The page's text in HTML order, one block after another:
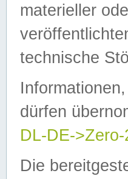
materieller
technische
dürfen
DL-DE->Zero-
Die